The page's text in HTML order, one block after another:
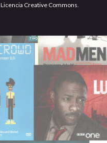
Licencia Creative Commons